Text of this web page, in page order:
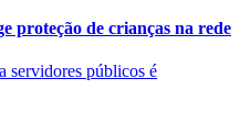
proteção de crianças na rede